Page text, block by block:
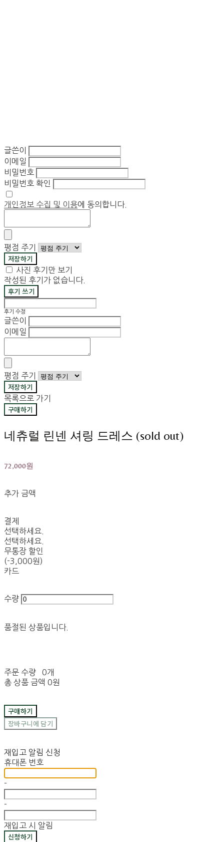
글쓴이
이메일
비밀번호
비밀번호 확인
개인정보 수집 및 이용에 동의합니다.
평점 주기
저장하기
사진 후기만 보기
작성된 후기가 없습니다.
후기 쓰기
후기 수정
글쓴이
이메일
평점 주기
저장하기
목록으로 가기
구매하기
네츄럴 린넨 셔링 드레스 (sold out)
72,000원
추가 금액
결제
선택하세요.
선택하세요.
무통장 할인
(-3,000원)
카드
수량
품절된 상품입니다.
주문 수량
0개
총 상품 금액 0원
구매하기
장바구니에 담기
재입고 알림 신청
휴대폰 번호
-
-
재입고 시 알림
신청하기